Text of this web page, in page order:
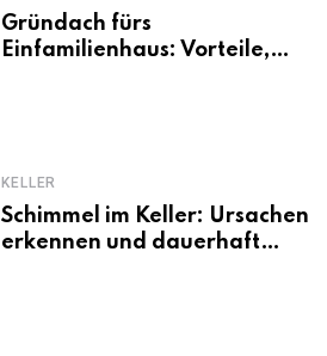
Gründach fürs
Einfamilienhaus: Vorteile,
KELLER
Schimmel im Keller: Ursachen
erkennen und dauerhaft